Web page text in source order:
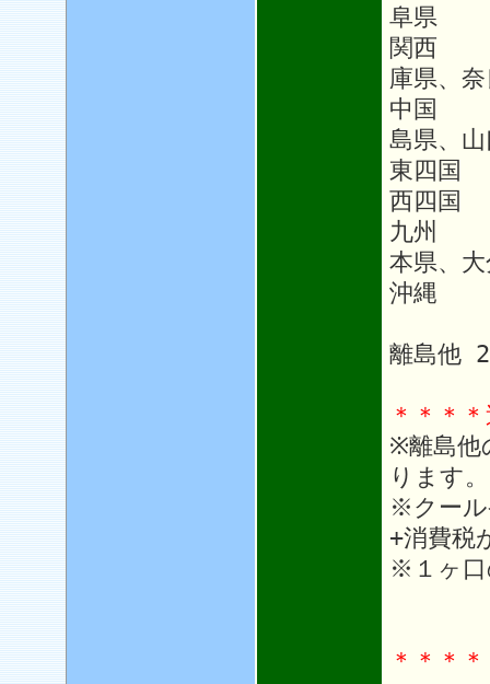
阜県
関西
庫県、
中国
島県、
東四
西四国
九州
本県、
沖縄
離島他
＊＊＊
※離島他
ります。
※クール
+消費税
※１ヶ口
＊＊＊